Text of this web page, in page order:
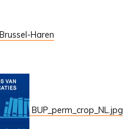
Brussel-Haren
BUP_perm_crop_NL.jpg